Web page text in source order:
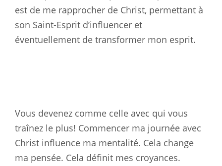
est de me rapprocher de Christ, permettant à
son Saint-Esprit d’influencer et
éventuellement de transformer mon esprit.
Vous devenez comme celle avec qui vous
traînez le plus! Commencer ma journée avec
Christ influence ma mentalité. Cela change
ma pensée. Cela définit mes croyances.